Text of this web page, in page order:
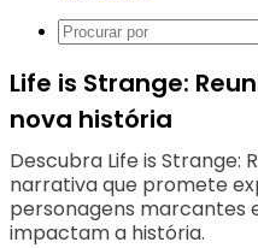
Life is Strange:
nova história
Descubra Life is Strange:
narrativa que promete
personagens marcantes
impactam a história.